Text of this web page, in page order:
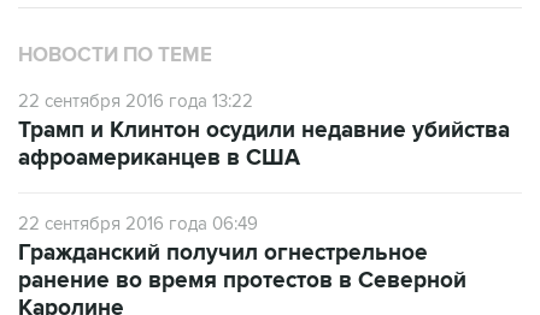
НОВОСТИ ПО ТЕМЕ
22 сентября 2016 года 13:22
Трамп и Клинтон осудили недавние убийства
афроамериканцев в США
22 сентября 2016 года 06:49
Гражданский получил огнестрельное
ранение во время протестов в Северной
Каролине